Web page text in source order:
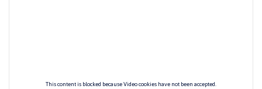
This content is blocked because Video cookies have not been accepted.